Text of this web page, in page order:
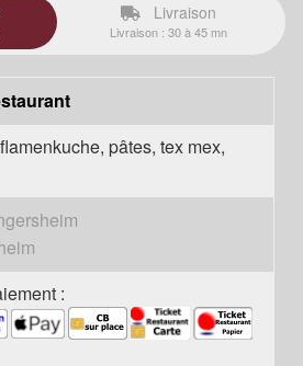
Livraison
Livraison : 30 à 45 mn
pâtes, tex mex,
: